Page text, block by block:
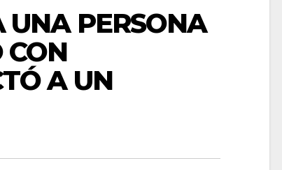
PERSONA
CON
A UN